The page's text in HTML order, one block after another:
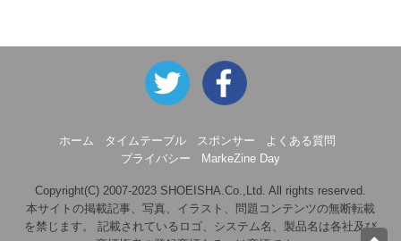
ホーム タイムテーブル スポンサー
よくある質問
プライバシー
MarkeZine Day
Copyright(C) 2007-2023 SHOEISHA.Co.,Ltd. All rights reserved.
本サイトの掲載記事、写真、イラスト、問題コンテンツの無断転載
を禁じます。 記載されているロゴ、システム名、製品名は各社及び